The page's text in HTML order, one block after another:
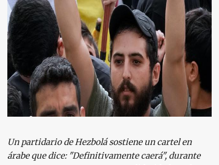
Un partidario de Hezbolá sostiene un cartel en
árabe que dice: "Definitivamente caerá", durante